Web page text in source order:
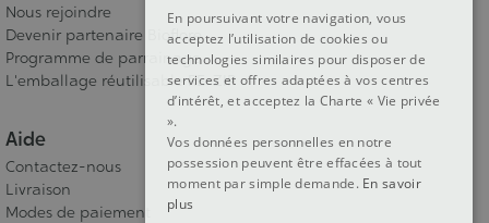
Nous rejoindre
Devenir partenaire Bioflore
Programme de parrainage
L'emballage réutilisable RE-ZIP
Aide
Contactez-nous
Livraison
Modes de paiement
En poursuivant votre navigation, vous
acceptez l’utilisation de cookies ou
technologies similaires pour disposer de
services et offres adaptées à vos centres
d’intérêt, et acceptez la Charte « Vie privée
».
Vos données personnelles en notre
possession peuvent être effacées à tout
moment par simple demande. En savoir
plus